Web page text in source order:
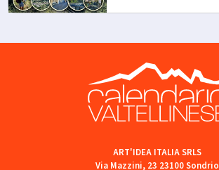
ART'IDEA ITALIA SRLS
Via Mazzini, 23 23100 Sondrio